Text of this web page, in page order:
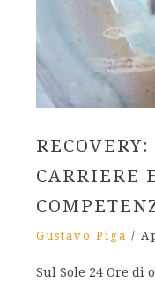
CARRIERE
Gustavo Piga /
Sul Sole 24 Ore di